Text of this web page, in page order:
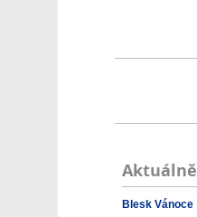
Aktuálně
Blesk Vánoce